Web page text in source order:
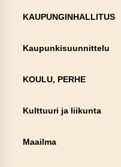
KAUPUNGINHALLITUS
Kaupunkisuunnittelu
KOULU, PERHE
Kulttuuri ja liikunta
Maailma